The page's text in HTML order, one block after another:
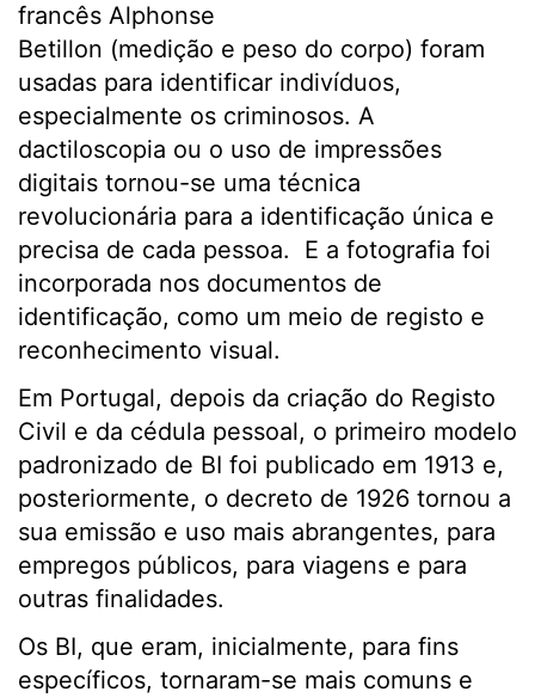
francês Alphonse
Betillon (medição e peso do corpo) foram
usadas para identificar indivíduos,
especialmente os criminosos. A
dactiloscopia ou o uso de impressões
digitais tornou-se uma técnica
revolucionária para a identificação única e
precisa de cada pessoa. E a fotografia foi
incorporada nos documentos de
identificação, como um meio de registo e
reconhecimento visual.
Em Portugal, depois da criação do Registo
Civil e da cédula pessoal, o primeiro modelo
padronizado de BI foi publicado em 1913 e,
posteriormente, o decreto de 1926 tornou a
sua emissão e uso mais abrangentes, para
empregos públicos, para viagens e para
outras finalidades.
Os BI, que eram, inicialmente, para fins
específicos, tornaram-se mais comuns e